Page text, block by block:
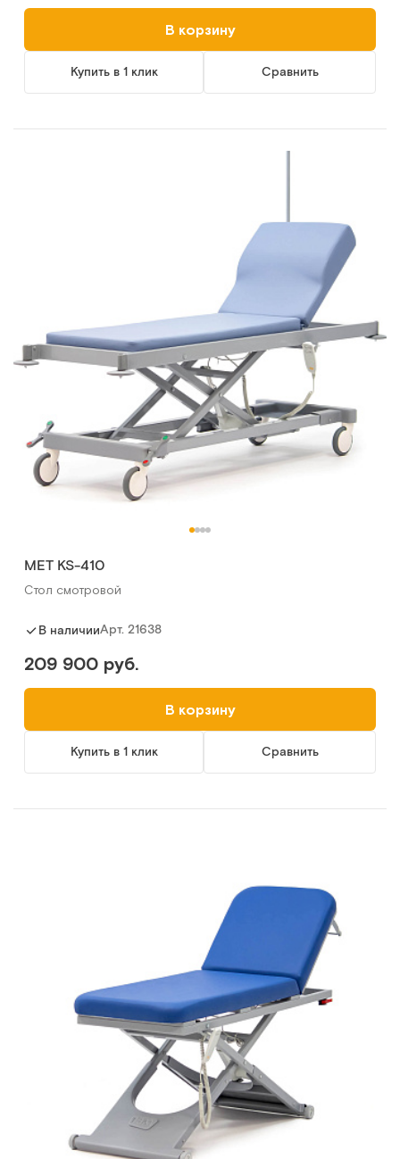
В корзину
Купить в 1 клик Сравнить
МЕТ KS-410
Стол смотровой
В наличииАрт. 21638
209 900 руб.
В корзину
Купить в 1 клик Сравнить